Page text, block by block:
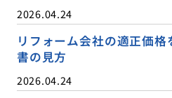
2026.04.24
リフォーム会社の適正価
書の見方
2026.04.24